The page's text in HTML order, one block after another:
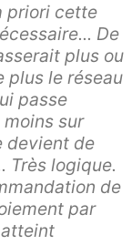
priori cette
De
plus ou
plus le réseau
passe
sur
devient de
Très logique.
de
par